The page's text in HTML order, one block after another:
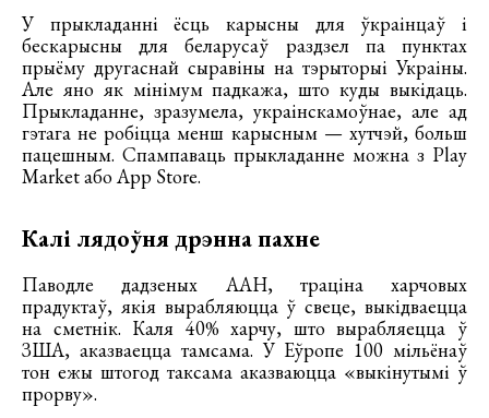
У прыкладанні ёсць карысны для ўкраінцаў і
бескарысны для беларусаў раздзел па пунктах
прыёму другаснай сыравіны на тэрыторыі Украіны.
Але яно як мінімум падкажа, што куды выкідаць.
Прыкладанне, зразумела, украінскамоўнае, але ад
гэтага не робіцца менш карысным — хутчэй, больш
пацешным. Спампаваць прыкладанне можна з Play
Market або App Store.
Калі лядоўня дрэнна пахне
Паводле дадзеных ААН, траціна харчовых
прадуктаў, якія вырабляюцца ў свеце, выкідваецца
на сметнік. Каля 40% харчу, што вырабляецца ў
ЗША, аказваецца тамсама. У Еўропе 100 мільёнаў
тон ежы штогод таксама аказваюцца «выкінутымі ў
прорву».